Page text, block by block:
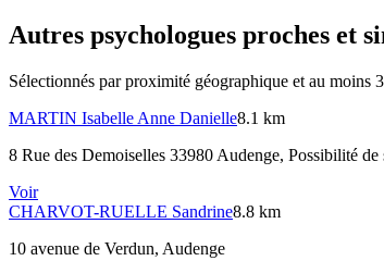
Autres psychologues proches et
Sélectionnés par proximité géographique et au moins 3
MARTIN Isabelle Anne Danielle8.1 km
8 Rue des Demoiselles 33980 Audenge, Possibilité
Voir
CHARVOT-RUELLE Sandrine8.8 km
10 avenue de Verdun, Audenge